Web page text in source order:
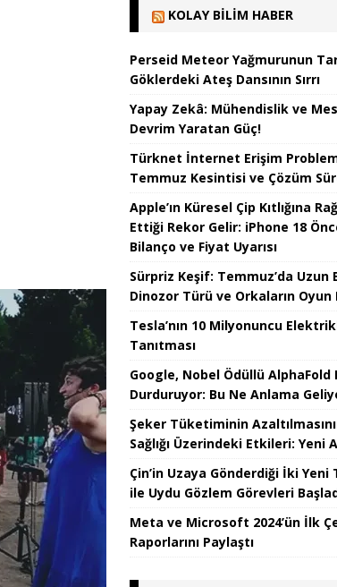
KOLAY BILIM HABER
Perseid Meteor Yağmurunun
Göklerdeki Ateş Dansının Sırrı
Yapay Zekâ: Mühendislik ve
Devrim Yaratan Güç!
Türknet İnternet Erişim
Temmuz Kesintisi ve Çözüm
Apple’ın Küresel Çip Kıtlığına
Ettiği Rekor Gelir: iPhone 18
Bilanço ve Fiyat Uyarısı
Sürpriz Keşif: Temmuz’da Uzun
Dinozor Türü ve Orkaların Oyun
Tesla’nın 10 Milyonuncu
Tanıtması
Google, Nobel Ödüllü AlphaFold
Durduruyor: Bu Ne Anlama
Şeker Tüketiminin
Sağlığı Üzerindeki Etkileri: Yeni
Çin’in Uzaya Gönderdiği İki
ile Uydu Gözlem Görevleri
Meta ve Microsoft 2024’ün İlk
Raporlarını Paylaştı